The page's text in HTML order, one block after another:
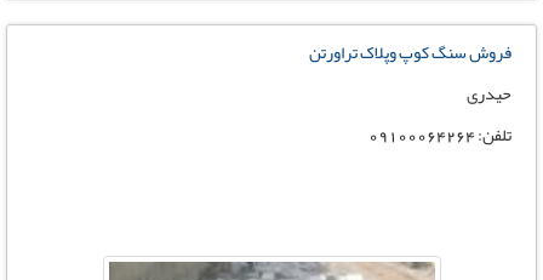
فروش سنگ کوپ وپلاک تراورتن
حیدری
تلفن: 09100064264